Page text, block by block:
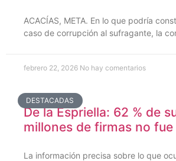
ACACÍAS, META. En lo que podría
caso de corrupción al sufragante, la
febrero 22, 2026 No hay comentarios
DESTACADAS
De la Espriella: 62 % de
millones de firmas no fue
La información precisa sobre lo que